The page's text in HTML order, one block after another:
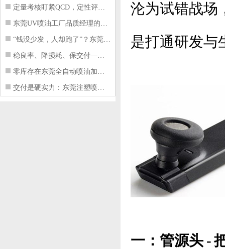
定量考核盯紧QCD，定性评价看好配合
东莞UV喷油工厂品质经理的四项核心管
“钱没少发，人却跑了”？东莞注塑喷油
稳良率、降损耗、保交付——东莞这家U
零库存在东莞全自动喷油加工厂不可行的
交付是硬实力：东莞注塑喷油厂如何用齐
沦为试错战场
是打通研发与
一：管源头 -